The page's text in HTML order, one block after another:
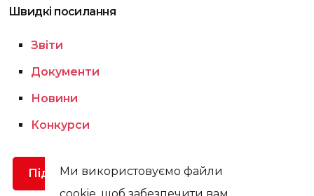
Ми використовуємо файли
Швидкі посилання
Звіти
Документи
Новини
Конкурси
Підтримати